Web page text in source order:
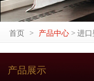
首页 > 产品中心 > 进口
产品展示